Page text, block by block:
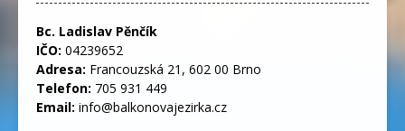
Bc. Ladislav Pěnčík
IČO: 04239652
Adresa: Francouzská 21, 602 00 Brno
Telefon: 705 931 449
Email: info@balkonovajezirka.cz